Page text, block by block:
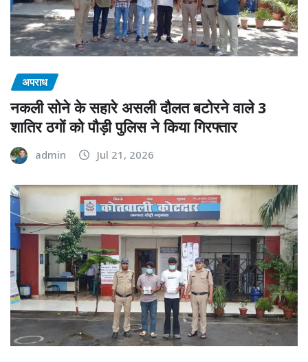
अपराध
नकली सोने के सहारे असली दौलत बटोरने वाले 3
शातिर ठगों को पौड़ी पुलिस ने किया गिरफ्तार
admin Jul 21, 2026